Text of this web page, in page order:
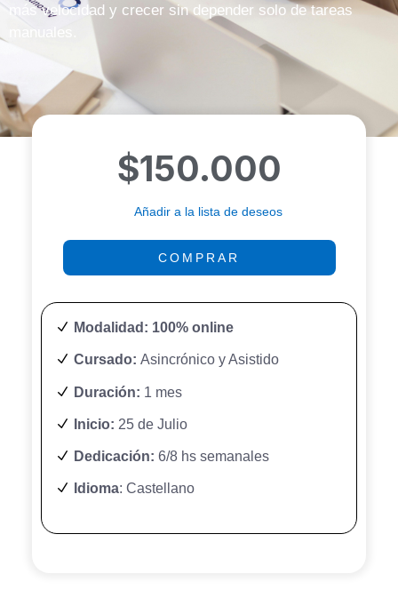
más velocidad y crecer sin depender solo de tareas
$150.000
Añadir a la lista de deseos
COMPRAR
Modalidad: 100% online
Cursado: Asincrónico y Asistido
Duración: 1 mes
Inicio: 25 de Julio
Dedicación: 6/8 hs semanales
Idioma: Castellano